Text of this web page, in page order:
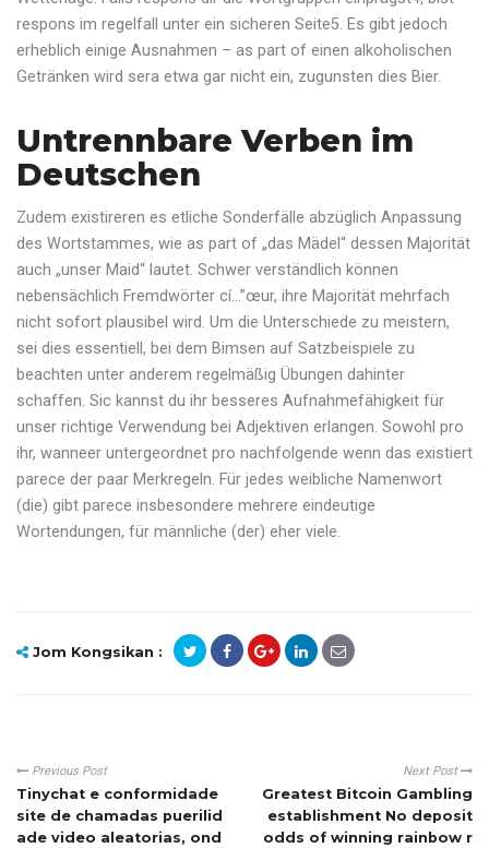
respons im regelfall unter ein sicheren Seite5. Es gibt jedoch
erheblich einige Ausnahmen – as part of einen alkoholischen
Getränken wird sera etwa gar nicht ein, zugunsten dies Bier.
Untrennbare Verben im
Deutschen
Zudem existireren es etliche Sonderfälle abzüglich Anpassung
des Wortstammes, wie as part of „das Mädel“ dessen Majorität
auch „unser Maid“ lautet. Schwer verständlich können
nebensächlich Fremdwörter cí…”œur, ihre Majorität mehrfach
nicht sofort plausibel wird. Um die Unterschiede zu meistern,
sei dies essentiell, bei dem Bimsen auf Satzbeispiele zu
beachten unter anderem regelmäßig Übungen dahinter
schaffen. Sic kannst du ihr besseres Aufnahmefähigkeit für
unser richtige Verwendung bei Adjektiven erlangen. Sowohl pro
ihr, wanneer untergeordnet pro nachfolgende wenn das existiert
parece der paar Merkregeln. Für jedes weibliche Namenwort
(die) gibt parece insbesondere mehrere eindeutige
Wortendungen, für männliche (der) eher viele.
Jom Kongsikan :
Previous Post
Tinychat e conformidade
site de chamadas puerilid
ade video aleatorias, ond
Next Post
Greatest Bitcoin Gambling
establishment No deposit
odds of winning rainbow r